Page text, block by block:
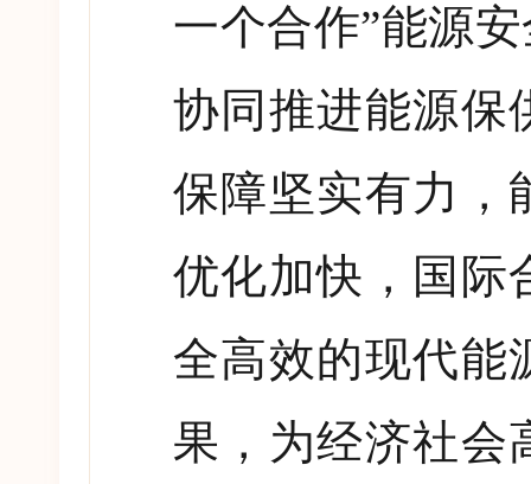
一个合作”能源
协同推进能源保
保障坚实有力，
优化加快，国际
全高效的现代能
果，为经济社会